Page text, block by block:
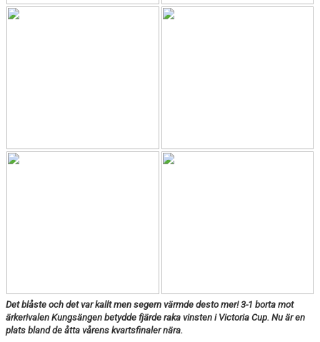
Det blåste och det var kallt men segern värmde desto mer! 3-1 borta mot
ärkerivalen Kungsängen betydde fjärde raka vinsten i Victoria Cup. Nu är en
plats bland de åtta vårens kvartsfinaler nära.